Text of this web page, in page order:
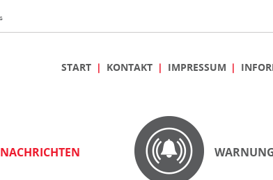
START KONTAKT IMPRESSUM
NACHRICHTEN